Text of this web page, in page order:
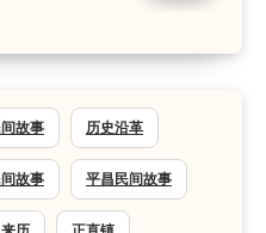
故事 历史沿革
故事 平昌民间故事